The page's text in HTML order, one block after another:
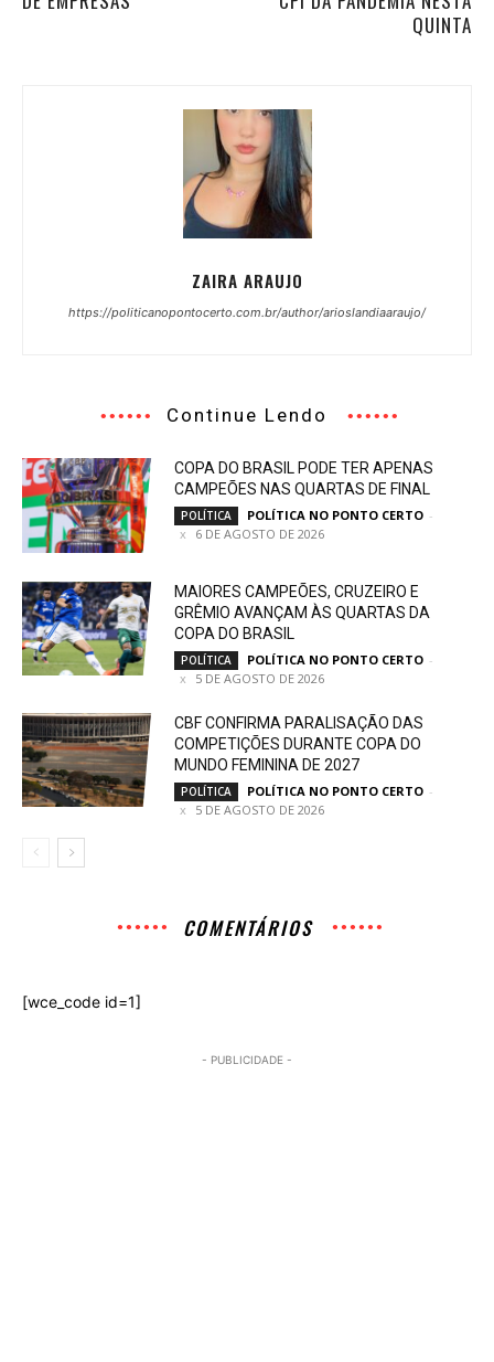
QUINTA
ZAIRA ARAUJO
https://politicanopontocerto.com.br/author/arioslandiaaraujo/
Continue Lendo
COPA DO BRASIL PODE TER APENAS
CAMPEÕES NAS QUARTAS DE FINAL
POLÍTICA POLÍTICA NO PONTO CERTO -
6 DE AGOSTO DE 2026
MAIORES CAMPEÕES, CRUZEIRO E
GRÊMIO AVANÇAM ÀS QUARTAS DA
COPA DO BRASIL
POLÍTICA POLÍTICA NO PONTO CERTO -
5 DE AGOSTO DE 2026
CBF CONFIRMA PARALISAÇÃO DAS
COMPETIÇÕES DURANTE COPA DO
MUNDO FEMININA DE 2027
POLÍTICA POLÍTICA NO PONTO CERTO -
5 DE AGOSTO DE 2026
COMENTÁRIOS
[wce_code id=1]
- PUBLICIDADE -